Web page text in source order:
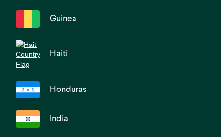
Guinea
Haiti
Honduras
India